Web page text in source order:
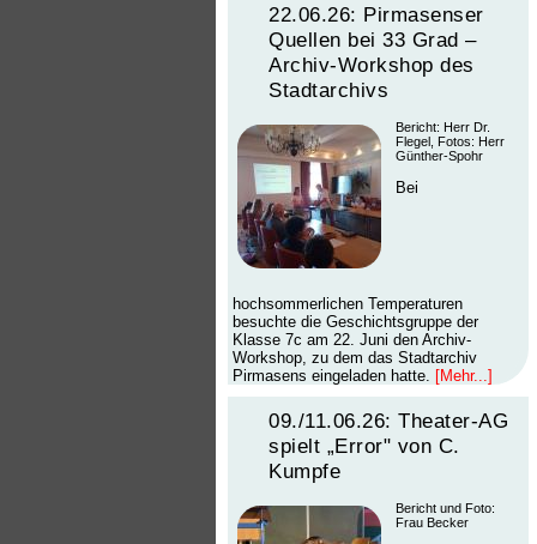
22.06.26: Pirmasenser
Quellen bei 33 Grad –
Archiv-Workshop des
Stadtarchivs
Bericht: Herr Dr.
Flegel, Fotos: Herr
Günther-Spohr
Bei
hochsommerlichen Temperaturen
besuchte die Geschichtsgruppe der
Klasse 7c am 22. Juni den Archiv-
Workshop, zu dem das Stadtarchiv
Pirmasens eingeladen hatte. [Mehr...]
09./11.06.26: Theater-AG
spielt „Error" von C.
Kumpfe
Bericht und Foto:
Frau Becker